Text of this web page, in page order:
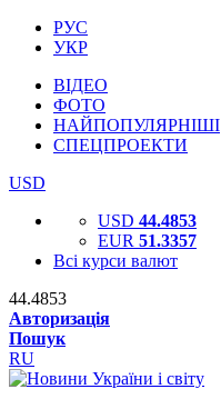
РУС
УКР
ВІДЕО
ФОТО
НАЙПОПУЛЯРНІШІ
СПЕЦПРОЕКТИ
USD
USD 44.4853
EUR 51.3357
Всі курси валют
44.4853
Авторизація
Пошук
RU